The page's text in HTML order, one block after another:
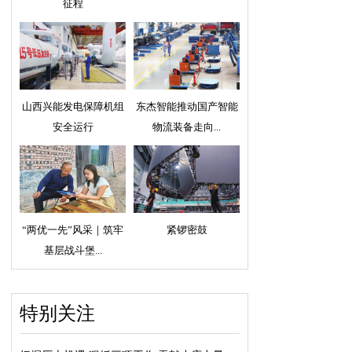
征程
山西兴能发电保障机组
安全运行
东杰智能推动国产智能
物流装备走向...
“两优一先”风采｜筑牢
基层战斗堡...
紧锣密鼓
特别关注